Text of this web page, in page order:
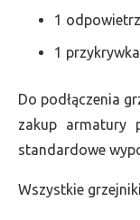
1
1
Do podłączenia
zakup armatury
standardowe
Wszystkie